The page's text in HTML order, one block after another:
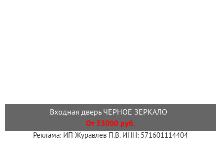
Входная дверь ЧЕРНОЕ ЗЕРКАЛО
От 33000 руб.
Реклама: ИП Журавлев П.В. ИНН: 571601114404